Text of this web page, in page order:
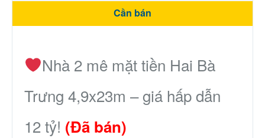
Cần bán
Nhà 2 mê mặt tiền Hai Bà
Trưng 4,9x23m – giá hấp dẫn
12 tỷ! (Đã bán)